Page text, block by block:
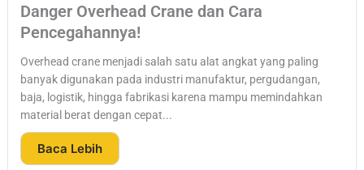
Danger Overhead Crane dan Cara
Pencegahannya!
Overhead crane menjadi salah satu alat angkat yang paling
banyak digunakan pada industri manufaktur, pergudangan,
baja, logistik, hingga fabrikasi karena mampu memindahkan
material berat dengan cepat...
Baca Lebih